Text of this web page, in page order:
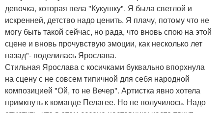
девочка, которая пела "Кукушку". Я была светлой и
искренней, детство надо ценить. Я плачу, потому что не
могу быть такой сейчас, но рада, что вновь спою на этой
сцене и вновь прочувствую эмоции, как несколько лет
назад"- поделилась Ярослава.
Стильная Ярослава с косичками буквально впорхнула
на сцену с не совсем типичной для себя народной
композицией "Ой, то не Вечер". Артистка явно хотела
примкнуть к команде Пелагее. Но не получилось. Надо